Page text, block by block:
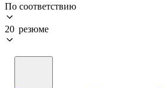
По соответствию
20 резюме